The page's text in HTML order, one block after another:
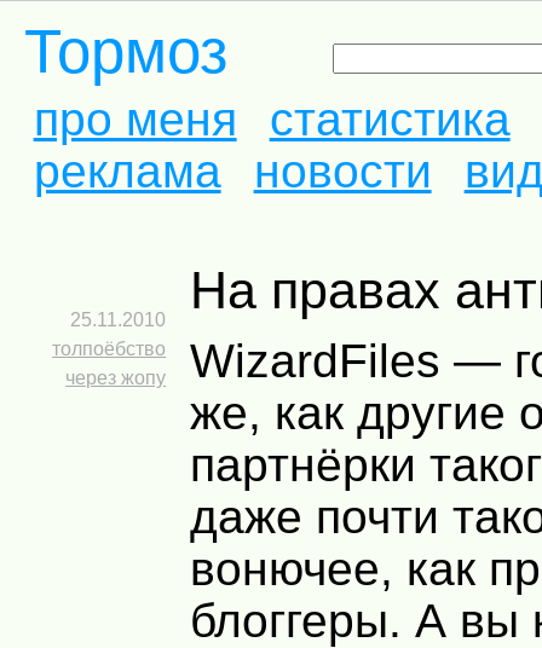
Тормоз
про меня
статистика
реклама
новости
На правах
25.11.2010
толпоёбство
через жопу
WizardFiles —
же, как другие
партнёрки
даже почти
вонючее, как
блоггеры. А вы